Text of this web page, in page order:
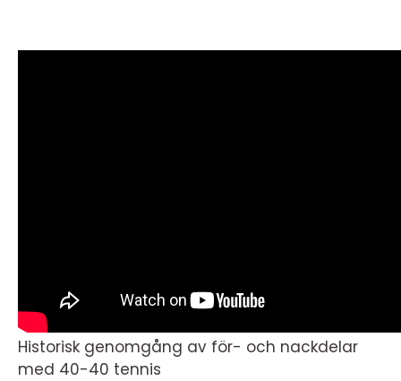
Historisk genomgång av för- och nackdelar
med 40-40 tennis